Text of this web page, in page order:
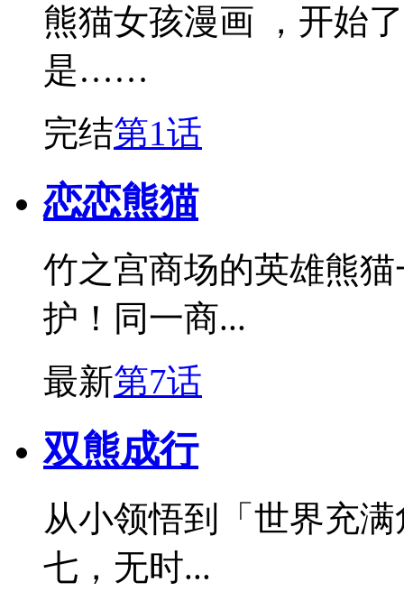
熊猫女孩漫画 ，开始
是……
完结第1话
恋恋熊猫
竹之宫商场的英雄熊
护！同一商...
最新第7话
双熊成行
从小领悟到「世界充
七，无时...